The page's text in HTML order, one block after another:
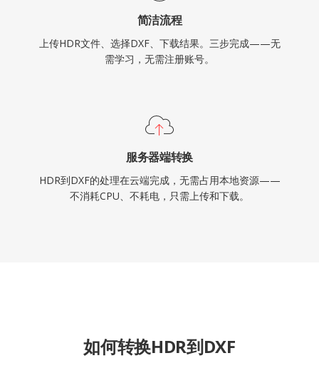
简洁流程
上传HDR文件、选择DXF、下载结果。三步完成——无
需学习，无需注册账号。
服务器端转换
HDR到DXF的处理在云端完成，无需占用本地资源——
不消耗CPU、不耗电，只需上传和下载。
如何转换HDR到DXF